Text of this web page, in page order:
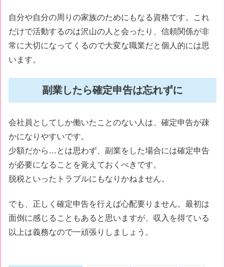
自分や自分の周りの家族のためにもなる資格です。これ
だけで活動するのは沢山の人と会ったり、信頼関係が非
常に大切になってくるので大変な職業だと個人的には思
います。
副業したら確定申告は忘れずに
会社員としてしか働いたことのない人は、確定申告が疎
かになりやすいです。
少額だから…とは思わず、副業をした場合には確定申告
が必要になることを覚えておくべきです。
脱税といったトラブルにもなりかねません。
でも、正しく確定申告を行えば心配要りません。最初は
面倒に感じることもあると思いますが、収入を得ている
以上は義務なので一頑張りしましょう。